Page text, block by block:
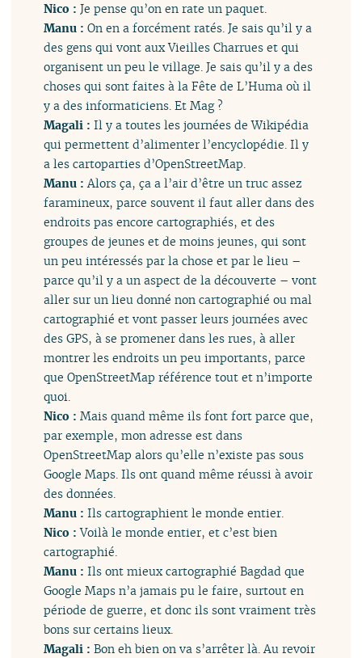
Nico :Je pense qu’on en rate un paquet.
Manu :On en a forcément ratés. Je sais qu’il y a
des gens qui vont aux Vieilles Charrues et qui
organisent un peu le village. Je sais qu’il y a des
choses qui sont faites à la Fête de L’Huma où il
y a des informaticiens. Et Mag ?
Magali :Il y a toutes les journées de Wikipédia
qui permettent d’alimenter l’encyclopédie. Il y
a les cartoparties d’OpenStreetMap.
Manu :Alors ça, ça a l’air d’être un truc assez
faramineux, parce souvent il faut aller dans des
endroits pas encore cartographiés, et des
groupes de jeunes et de moins jeunes, qui sont
un peu intéressés par la chose et par le lieu –
parce qu’il y a un aspect de la découverte – vont
aller sur un lieu donné non cartographié ou mal
cartographié et vont passer leurs journées avec
des GPS, à se promener dans les rues, à aller
montrer les endroits un peu importants, parce
que OpenStreetMap référence tout et n’importe
quoi.
Nico :Mais quand même ils font fort parce que,
par exemple, mon adresse est dans
OpenStreetMap alors qu’elle n’existe pas sous
Google Maps. Ils ont quand même réussi à avoir
des données.
Manu :Ils cartographient le monde entier.
Nico :Voilà le monde entier, et c’est bien
cartographié.
Manu :Ils ont mieux cartographié Bagdad que
Google Maps n’a jamais pu le faire, surtout en
période de guerre, et donc ils sont vraiment très
bons sur certains lieux.
Magali :Bon eh bien on va s’arrêter là. Au revoir